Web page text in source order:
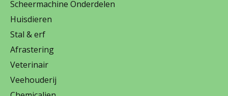
Scheermachine Onderdelen
Huisdieren
Stal & erf
Afrastering
Veterinair
Veehouderij